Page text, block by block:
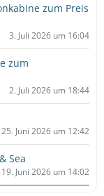
zum Preis
3. Juli 2026 um 16:04
zum
2. Juli 2026 um 18:44
25. Juni 2026 um 12:42
Sea
19. Juni 2026 um 14:02